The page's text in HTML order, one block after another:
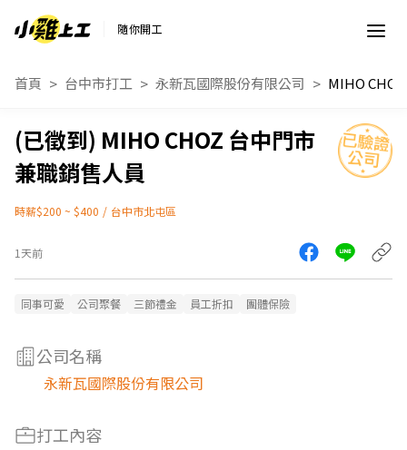
隨你開工
首頁 台中市打工 永新瓦國際股份有限公司
MIHO CHOZ 台中門市
兼職銷售人員
時薪$200 ~ $400 / 台中市北屯區
1天前
同事可愛 公司聚餐 三節禮金 員工折扣 團體保險
公司名稱
永新瓦國際股份有限公司
打工內容